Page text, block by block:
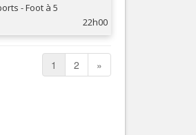
- Foot à 5
22h00
1 2 »